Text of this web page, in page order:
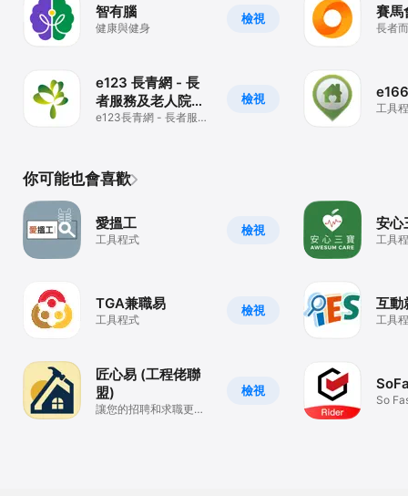
檢視
智有腦
健康與健身
檢視
e123 長青網 - 長
者服務及老人院資
訊
e123長青網 - 長者服務
賽馬
長者
工具
你可能也會喜歡
檢視
愛搵工
工具程式
檢視
TGA兼職易
工具程式
檢視
匠心易 (工程佬聯
盟)
讓您的招聘和求職更加
安心
工具
互動
工具
So